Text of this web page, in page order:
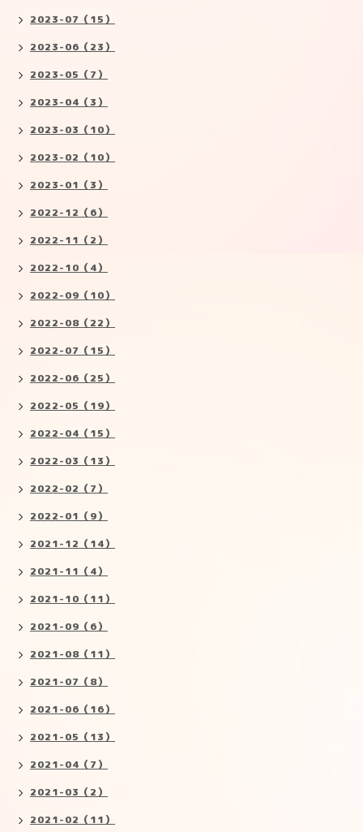
2023-07（15）
2023-06（23）
2023-05（7）
2023-04（3）
2023-03（10）
2023-02（10）
2023-01（3）
2022-12（6）
2022-11（2）
2022-10（4）
2022-09（10）
2022-08（22）
2022-07（15）
2022-06（25）
2022-05（19）
2022-04（15）
2022-03（13）
2022-02（7）
2022-01（9）
2021-12（14）
2021-11（4）
2021-10（11）
2021-09（6）
2021-08（11）
2021-07（8）
2021-06（16）
2021-05（13）
2021-04（7）
2021-03（2）
2021-02（11）